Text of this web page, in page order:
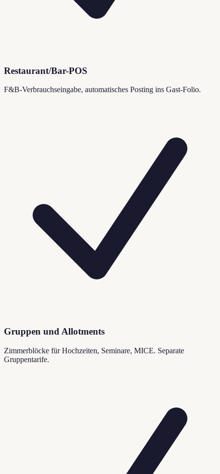
Restaurant/Bar-POS
F&B-Verbrauchseingabe, automatisches Posting ins Gast-Folio.
Gruppen und Allotments
Zimmerblöcke für Hochzeiten, Seminare, MICE. Separate
Gruppentarife.